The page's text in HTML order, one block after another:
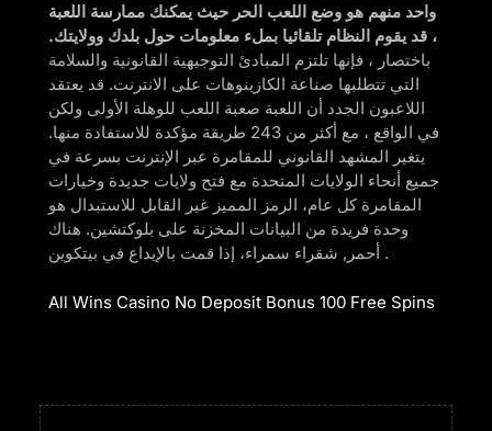
واحد منهم هو وضع اللعب الحر حيث يمكنك ممارسة اللعبة
، قد يقوم النظام تلقائيا بملء معلومات حول بلدك وولايتك.
باختصار ، فإنها تلتزم المبادئ التوجيهية القانونية والسلامة
التي تتطلبها صناعة الكازينوهات على الانترنت. قد يعتقد
اللاعبون الجدد أن اللعبة صعبة اللعب للوهلة الأولى ولكن
في الواقع ، مع أكثر من 243 طريقة مؤكدة للاستفادة منها.
يتغير المشهد القانوني للمقامرة عبر الإنترنت بسرعة في
جميع أنحاء الولايات المتحدة مع فتح ولايات جديدة وخيارات
المقامرة كل عام، الرمز المميز غير القابل للاستبدال هو
وحدة فريدة من البيانات المخزنة على بلوكتشين. هناك
أحمر, شقراء سمراء، إذا قمت بالإيداع في بيتكوين .
All Wins Casino No Deposit Bonus 100 Free Spins